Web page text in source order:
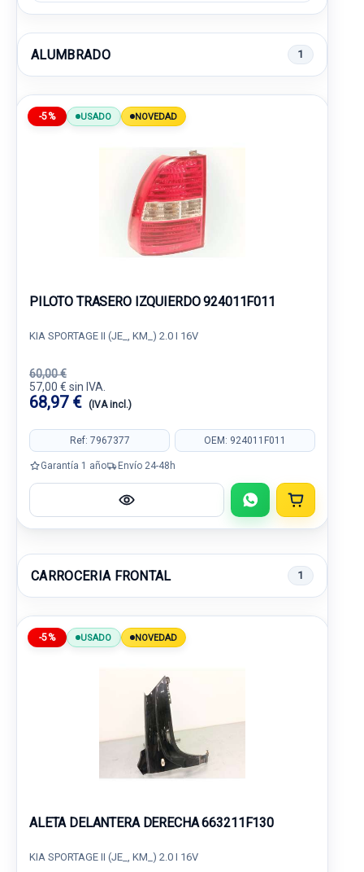
ALUMBRADO 1
-5% USADO NOVEDAD
PILOTO TRASERO IZQUIERDO 924011F011
KIA SPORTAGE II (JE_, KM_) 2.0 I 16V
60,00 €
57,00 € sin IVA.
68,97 € (IVA incl.)
Ref: 7967377 OEM: 924011F011
Garantía 1 año Envío 24-48h
CARROCERIA FRONTAL 1
-5% USADO NOVEDAD
ALETA DELANTERA DERECHA 663211F130
KIA SPORTAGE II (JE_, KM_) 2.0 I 16V